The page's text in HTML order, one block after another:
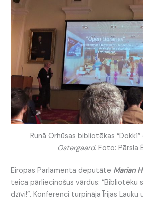
Runā Orhūsas bibliotēkas
Ostergaard. Foto: Pārsla
Eiropas Parlamenta deputāte Marian
teica pārliecinošus vārdus: “Bibliotēku
dzīvi!”. Konferenci turpināja Īrijas